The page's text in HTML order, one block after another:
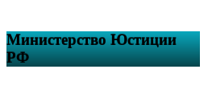
Министерство Юстиции
РФ